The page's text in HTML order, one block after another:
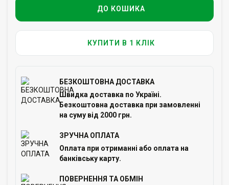
ДО КОШИКА
КУПИТИ В 1 КЛІК
БЕЗКОШТОВНА ДОСТАВКА
Швидка доставка по Україні.
Безкоштовна доставка при замовленні
на суму від 2000 грн.
ЗРУЧНА ОПЛАТА
Оплата при отриманні або оплата на
банківську карту.
ПОВЕРНЕННЯ ТА ОБМІН